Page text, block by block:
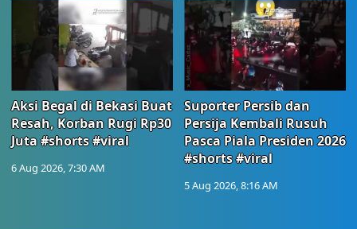
Aksi Begal di Bekasi Buat
Resah, Korban Rugi Rp30
Juta #shorts #viral
6 Aug 2026, 7:30 AM
Suporter Persib dan
Persija Kembali Rusuh
Pasca Piala Presiden 2026
#shorts #viral
5 Aug 2026, 8:16 AM